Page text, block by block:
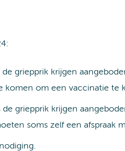
griepprik krijgen
komen om een vaccinatie te
griepprik krijgen
soms zelf een afspraak